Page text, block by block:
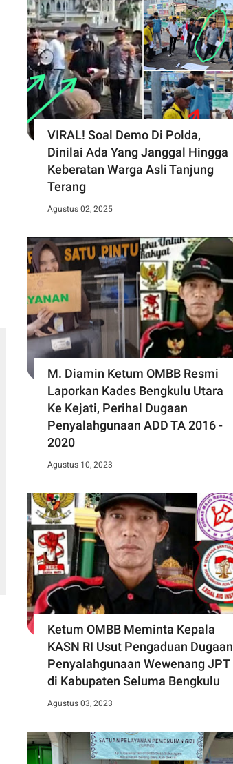
VIRAL! Soal Demo Di Polda,
Dinilai Ada Yang Janggal Hingga
Keberatan Warga Asli Tanjung
Terang
Agustus 02, 2025
M. Diamin Ketum OMBB Resmi
Laporkan Kades Bengkulu Utara
Ke Kejati, Perihal Dugaan
Penyalahgunaan ADD TA 2016 -
2020
Agustus 10, 2023
Ketum OMBB Meminta Kepala
KASN RI Usut Pengaduan Dugaan
Penyalahgunaan Wewenang JPT
di Kabupaten Seluma Bengkulu
Agustus 03, 2023